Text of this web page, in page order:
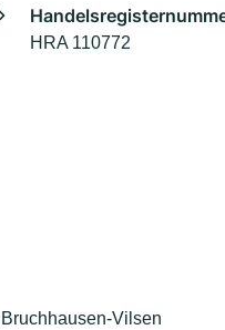
HRA 110772
Vilsen